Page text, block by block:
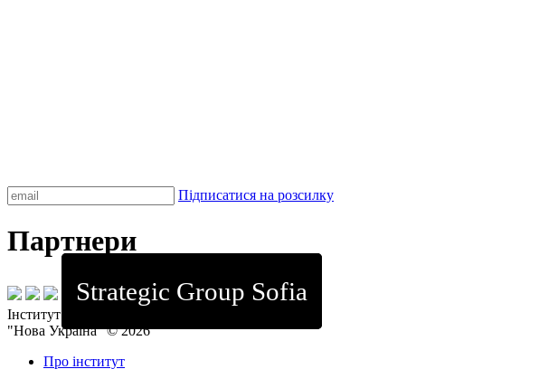
Підписатися на розсилку
Партнери
Strategic Group Sofia
Інститут стратегічних досліджень
"Нова Україна" © 2026
Про інститут